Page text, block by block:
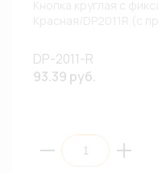
DP-2011-R
93.39 руб.